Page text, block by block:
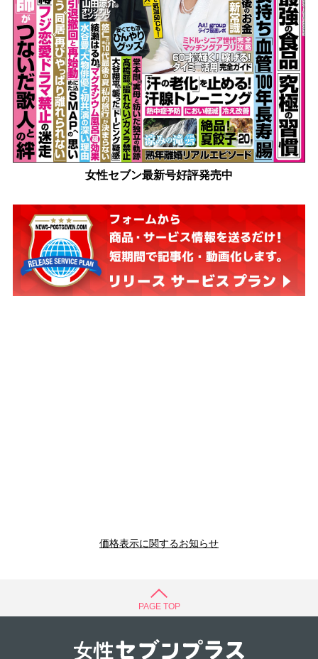
女性セブン最新号好評発売中
価格表示に関するお知らせ
PAGE TOP